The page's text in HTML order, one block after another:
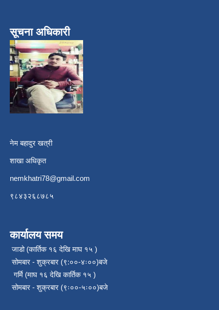
सूचना अधिकारी
नेम बहादुर खत्री
शाखा अधिकृत
nemkhatri78@gmail.com
९८४३२६८७८५
कार्यालय समय
जाडो (कार्तिक १६ देखि माघ १५ )
सोमबार - शुक्रबार (९:००-४ः००)बजे
गर्मि (माघ १६ देखि कार्तिक १५ )
सोमबार - शुक्रबार (९ः००-५ः००)बजे